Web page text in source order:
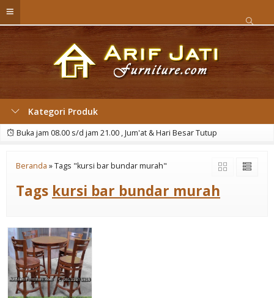
Kategori Produk
Buka jam 08.00 s/d jam 21.00 , Jum'at & Hari Besar Tutup
Beranda »Tags "kursi bar bundar murah"
Tags kursi bar bundar murah